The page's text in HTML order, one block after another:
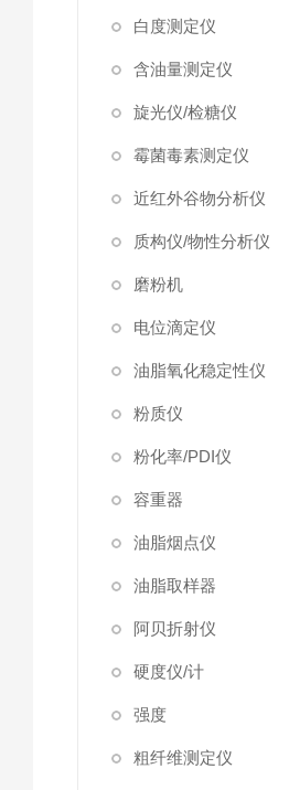
白度测定仪
含油量测定仪
旋光仪/检糖仪
霉菌毒素测定仪
近红外谷物分析仪
质构仪/物性分析仪
磨粉机
电位滴定仪
油脂氧化稳定性仪
粉质仪
粉化率/PDI仪
容重器
油脂烟点仪
油脂取样器
阿贝折射仪
硬度仪/计
强度
粗纤维测定仪